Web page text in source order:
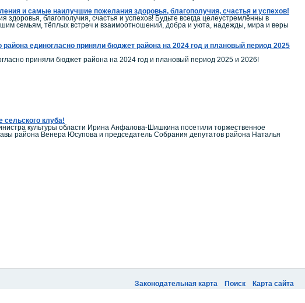
и самые наилучшие пожелания здоровья, благополучия, счастья и успехов!
благополучия, счастья и успехов! Будьте всегда целеустремлённы в
семьям, тёплых встреч и взаимоотношений, добра и уюта, надежды, мира и веры
единогласно приняли бюджет района на 2024 год и плановый период 2025
приняли бюджет района на 2024 год и плановый период 2025 и 2026!
сельского клуба!
культуры области Ирина Анфалова-Шишкина посетили торжественное
района Венера Юсупова и председатель Собрания депутатов района Наталья
Законодательная карта Поиск Карта сайта